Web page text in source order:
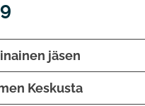
jäsen
Keskusta